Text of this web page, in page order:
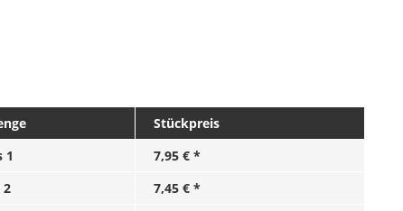
Stückpreis
1
7,95 € *
2
7,45 € *